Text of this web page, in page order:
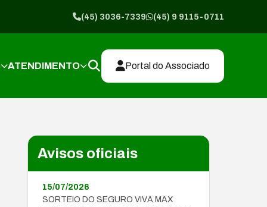
(45) 3036-7339 (45) 9 9115-0711
ATENDIMENTO Portal do Associado
Avisos oficiais
15/07/2026
SORTEIO DO SEGURO VIVA MAX